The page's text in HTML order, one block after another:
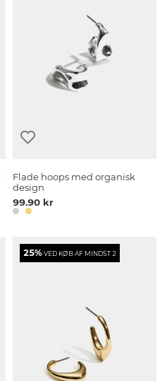
Flade hoops med organisk
design
99.90 kr
25%VED KØB AF MINDST 2